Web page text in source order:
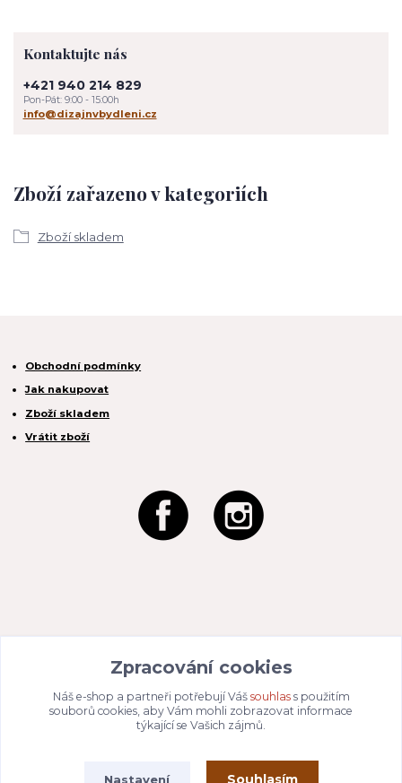
Zboží zařazeno v kategoriích
Zboží skladem
Kontaktujte nás
+421 940 214 829
Pon-Pát: 9:00 - 15:00h
info@dizajnvbydleni.cz
Obchodní podmínky
Jak nakupovat
Zboží skladem
Vrátit zboží
049 80 662
/ DIČ: CZ04980662
info@dizajnvbydleni.cz
940 214 829
Zpracování cookies
Náš e-shop a partneři potřebují Váš souhlass použitím
souborů cookies, aby Vám mohli zobrazovat informace
týkající se Vašich zájmů.
Nastavení Souhlasím